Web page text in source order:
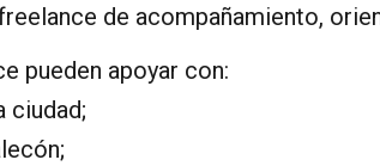
de acompañamiento,
pueden apoyar con:
ciudad;